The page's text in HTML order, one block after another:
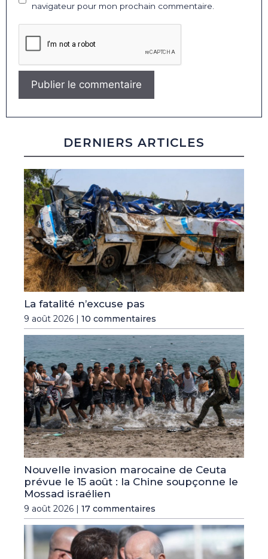
navigateur pour mon prochain commentaire.
DERNIERS ARTICLES
La fatalité n’excuse pas
9 août 2026 | 10 commentaires
Nouvelle invasion marocaine de Ceuta
prévue le 15 août : la Chine soupçonne le
Mossad israélien
9 août 2026 | 17 commentaires